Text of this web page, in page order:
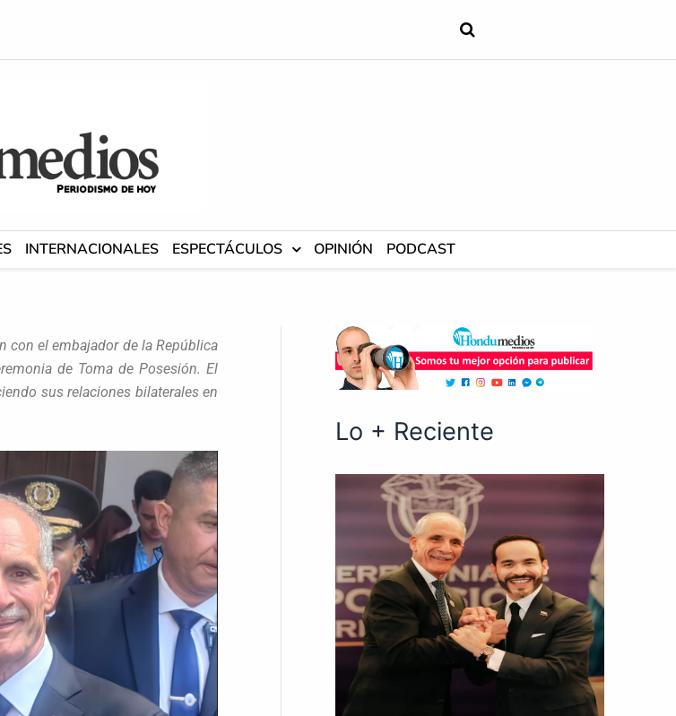
INTERNACIONALES ESPECTÁCULOS OPINIÓN PODCAST
con el embajador de la República
de Toma de Posesión. El
sus relaciones bilaterales en
Lo + Reciente